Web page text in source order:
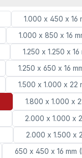
1.000 x 450 x 16
1.000 x 850 x 16
1.250 x 1.250 x
1.250 x 650 x 16
1.500 x 1.000 x 22
1.800 x 1.000 x
2.000 x 1.000 x
2.000 x 1.500 x
650 x 450 x 16 mm